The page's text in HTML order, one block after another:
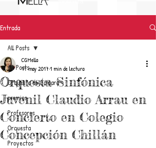
Entrada
All Posts
Orquesta de Cámara
premios
Profesores
Orquesta
Proyectos
All Posts
Orquesta Sinfónica
Juvenil Claudio Arrau en
Concierto en Colegio
Concepción Chillán
CGMella
17 may 20171 min de lectura